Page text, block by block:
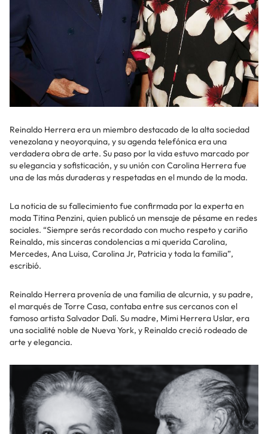
Reinaldo Herrera era un miembro destacado de la alta sociedad
venezolana y neoyorquina, y su agenda telefónica era una
verdadera obra de arte. Su paso por la vida estuvo marcado por
su elegancia y sofisticación, y su unión con Carolina Herrera fue
una de las más duraderas y respetadas en el mundo de la moda.
La noticia de su fallecimiento fue confirmada por la experta en
moda Titina Penzini, quien publicó un mensaje de pésame en redes
sociales. “Siempre serás recordado con mucho respeto y cariño
Reinaldo, mis sinceras condolencias a mi querida Carolina,
Mercedes, Ana Luisa, Carolina Jr, Patricia y toda la familia”,
escribió.
Reinaldo Herrera provenía de una familia de alcurnia, y su padre,
el marqués de Torre Casa, contaba entre sus cercanos con el
famoso artista Salvador Dalí. Su madre, Mimi Herrera Uslar, era
una socialité noble de Nueva York, y Reinaldo creció rodeado de
arte y elegancia.